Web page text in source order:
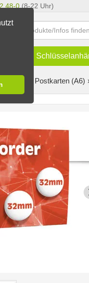
48-0 (8-22 Uhr)
auf Postkarten (A6)